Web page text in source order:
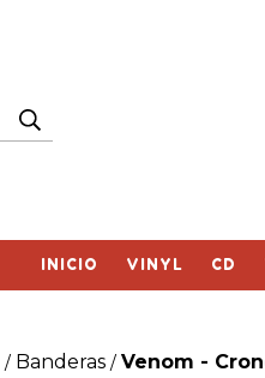
INICIO VINYL CD
/ Banderas / Venom -